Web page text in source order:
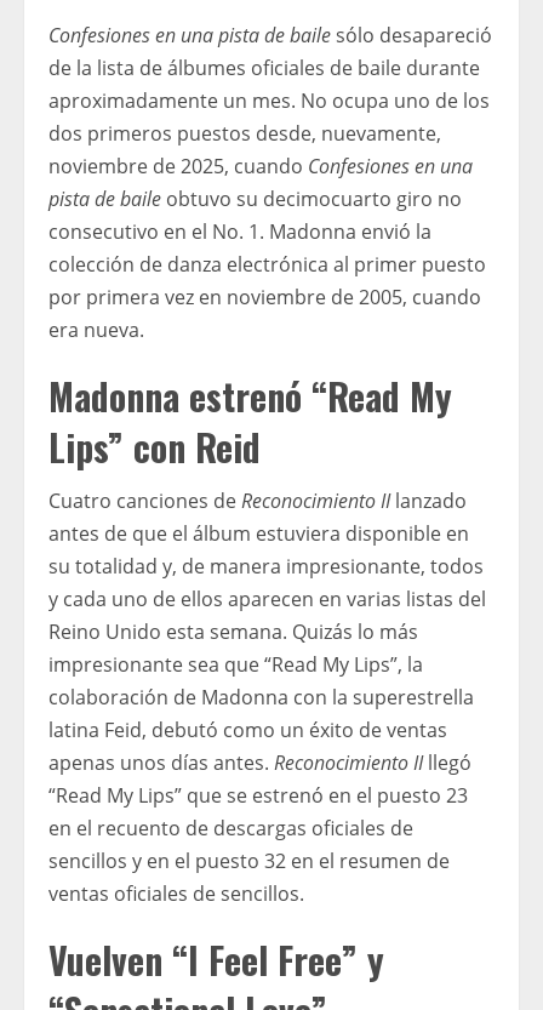
Confesiones en una pista de bailesólo desapareció
de la lista de álbumes oficiales de baile durante
aproximadamente un mes. No ocupa uno de los
dos primeros puestos desde, nuevamente,
noviembre de 2025, cuando Confesiones en una
pista de baile obtuvo su decimocuarto giro no
consecutivo en el No. 1. Madonna envió la
colección de danza electrónica al primer puesto
por primera vez en noviembre de 2005, cuando
era nueva.
Madonna estrenó “Read My
Lips” con Reid
Cuatro canciones deReconocimiento IIlanzado
antes de que el álbum estuviera disponible en
su totalidad y, de manera impresionante, todos
y cada uno de ellos aparecen en varias listas del
Reino Unido esta semana. Quizás lo más
impresionante sea que “Read My Lips”, la
colaboración de Madonna con la superestrella
latina Feid, debutó como un éxito de ventas
apenas unos días antes. Reconocimiento IIllegó
“Read My Lips” que se estrenó en el puesto 23
en el recuento de descargas oficiales de
sencillos y en el puesto 32 en el resumen de
ventas oficiales de sencillos.
Vuelven “I Feel Free” y